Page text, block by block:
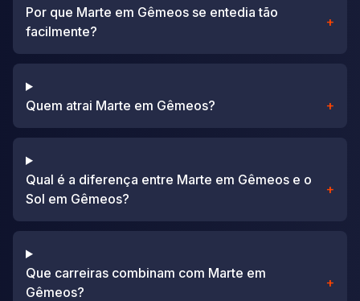
Por que Marte em Gêmeos se entedia tão
facilmente?
+
Quem atrai Marte em Gêmeos? +
Qual é a diferença entre Marte em Gêmeos e o
Sol em Gêmeos?
+
Que carreiras combinam com Marte em
Gêmeos?
+